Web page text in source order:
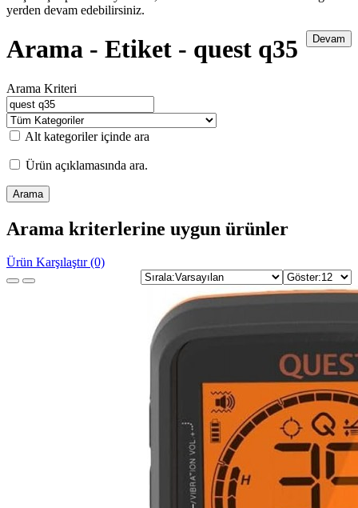
yerden devam edebilirsiniz.
Devam
Arama - Etiket - quest q35
Arama Kriteri
Alt kategoriler içinde ara
Ürün açıklamasında ara.
Arama kriterlerine uygun ürünler
Ürün Karşılaştır (0)